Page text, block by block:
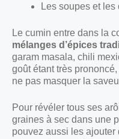
Les soupes et les
Le cumin entre dans la
mélanges d’épices
garam masala, chili
goût étant très
ne pas masquer la
Pour révéler tous ses
graines à sec dans une
pouvez aussi les ajouter